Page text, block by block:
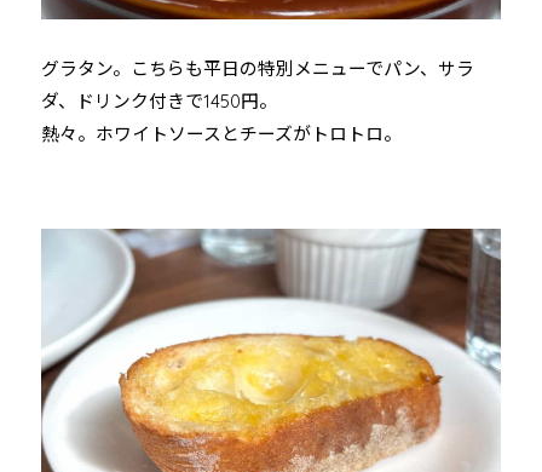
グラタン。こちらも平日の特別メニューでパン、サラ
ダ、ドリンク付きで1450円。
熱々。ホワイトソースとチーズがトロトロ。